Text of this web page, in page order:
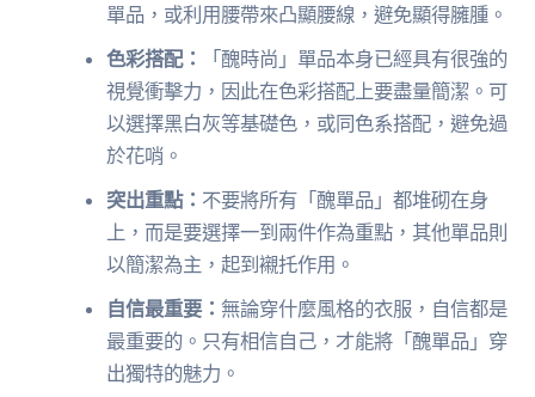
單品，或利用腰帶來凸顯腰線，避免顯得臃腫。
色彩搭配：
「醜時尚」單品本身已經具有很強的
視覺衝擊力，因此在色彩搭配上要盡量簡潔。可
以選擇黑白灰等基礎色，或同色系搭配，避免過
於花哨。
突出重點： 不要將所有「醜單品」都堆砌在身
上，而是要選擇一到兩件作為重點，其他單品則
以簡潔為主，起到襯托作用。
自信最重要： 無論穿什麼風格的衣服，自信都是
最重要的。只有相信自己，才能將「醜單品」穿
出獨特的魅力。